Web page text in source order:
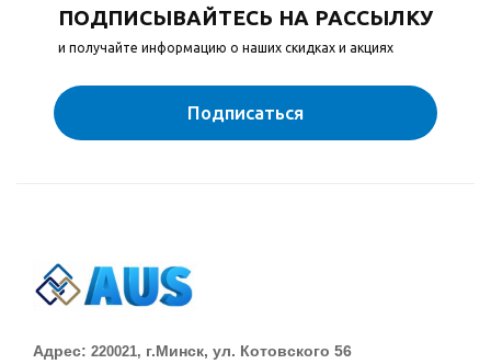
ПОДПИСЫВАЙТЕСЬ НА РАССЫЛКУ
и получайте информацию о наших скидках и акциях
Подписаться
Адрес: 220021, г.Минск, ул. Котовского 56